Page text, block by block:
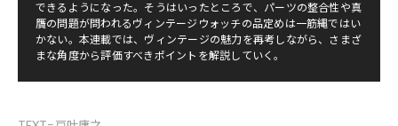
できるようになった。そうはいったところで、パーツの整合性や真
贋の問題が問われるヴィンテージウォッチの品定めは一筋縄ではい
かない。本連載では、ヴィンテージの魅力を再考しながら、さまざ
まな角度から評価すべきポイントを解説していく。